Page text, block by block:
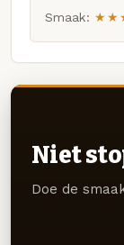
Smaak:
Niet
Doe de